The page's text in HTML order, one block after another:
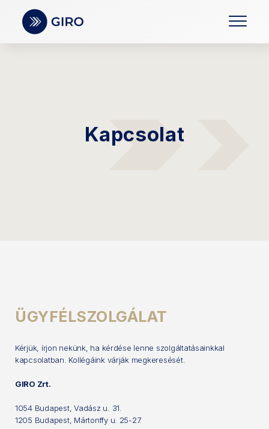
Kapcsolat
ÜGYFÉLSZOLGÁLAT
Kérjük, írjon nekünk, ha kérdése lenne szolgáltatásainkkal
kapcsolatban. Kollégáink várják megkeresését.
GIRO Zrt.
1054 Budapest, Vadász u. 31.
1205 Budapest, Mártonffy u. 25-27.